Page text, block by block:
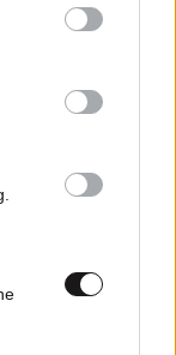
may click to
party tags to
below Google